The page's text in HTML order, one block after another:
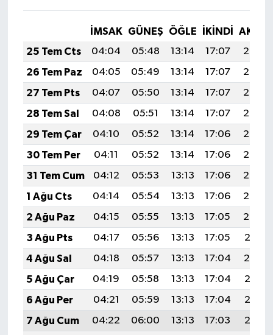
İMSAK GÜNEŞ ÖĞLE İKINDI
25 Tem Cts
04:04 05:48 13:14 17:07
20:29
26 Tem Paz
04:05 05:49 13:14 17:07
20:28
27 Tem Pts
04:07 05:50 13:14 17:07
20:27
28 Tem Sal
04:08 05:51 13:14 17:07
20:27
29 Tem Çar
04:10 05:52 13:14 17:06
20:26
30 Tem Per
04:11 05:52 13:14 17:06
20:25
31 Tem Cum
04:12 05:53 13:13 17:06
20:24
1 Ağu Cts
04:14 05:54 13:13 17:06
20:23
2 Ağu Paz
04:15 05:55 13:13 17:05
20:22
3 Ağu Pts
04:17 05:56 13:13 17:05
20:21
4 Ağu Sal
04:18 05:57 13:13 17:04
20:19
5 Ağu Çar
04:19 05:58 13:13 17:04
20:18
6 Ağu Per
04:21 05:59 13:13 17:04
20:17
7 Ağu Cum
04:22 06:00 13:13 17:03
20:16